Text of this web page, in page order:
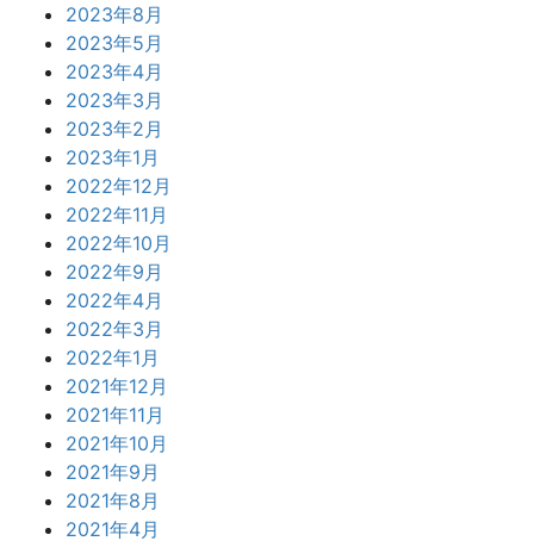
2023年8月
2023年5月
2023年4月
2023年3月
2023年2月
2023年1月
2022年12月
2022年11月
2022年10月
2022年9月
2022年4月
2022年3月
2022年1月
2021年12月
2021年11月
2021年10月
2021年9月
2021年8月
2021年4月